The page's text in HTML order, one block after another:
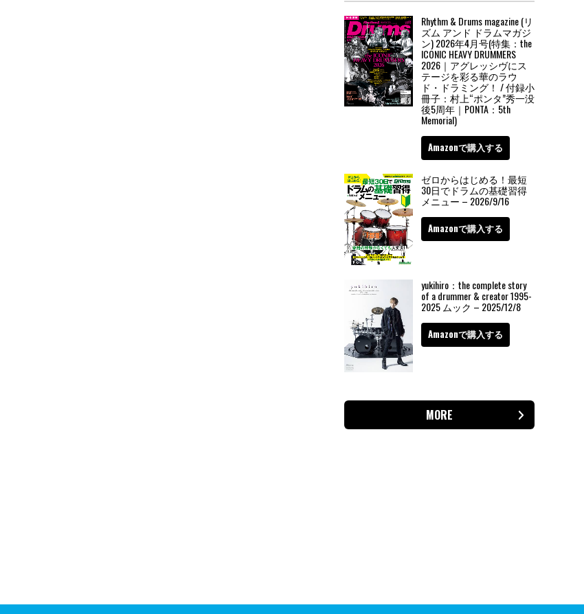
Rhythm & Drums magazine (リ
ズム アンド ドラムマガジ
ン) 2026年4月号(特集：the
ICONIC HEAVY DRUMMERS
2026｜アグレッシヴにス
テージを彩る華のラウ
ド・ドラミング！ / 付録小
冊子：村上“ポンタ”秀一没
後5周年｜PONTA：5th
Memorial)
Amazonで購入する
ゼロからはじめる！最短
30日でドラムの基礎習得
メニュー – 2026/9/16
Amazonで購入する
yukihiro：the complete story
of a drummer & creator 1995-
2025 ムック – 2025/12/8
Amazonで購入する
MORE